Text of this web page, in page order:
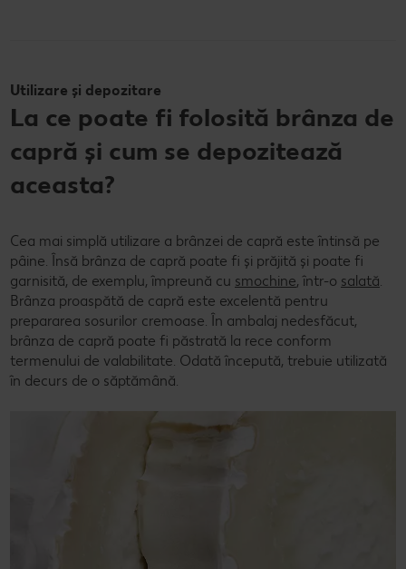
Utilizare și depozitare
La ce poate fi folosită brânza de
capră și cum se depozitează
aceasta?
Cea mai simplă utilizare a brânzei de capră este întinsă pe
pâine. Însă brânza de capră poate fi și prăjită și poate fi
garnisită, de exemplu, împreună cu smochine, într-o salată.
Brânza proaspătă de capră este excelentă pentru
prepararea sosurilor cremoase. În ambalaj nedesfăcut,
brânza de capră poate fi păstrată la rece conform
termenului de valabilitate. Odată începută, trebuie utilizată
în decurs de o săptămână.